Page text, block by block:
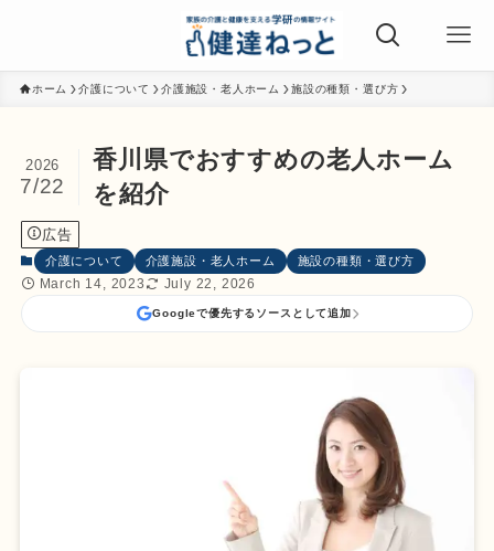
ホーム 介護について 介護施設・老人ホーム 施設の種類・選び方
香川県でおすすめの老人ホーム
を紹介
2026
7/22
広告
介護について 介護施設・老人ホーム 施設の種類・選び方
March 14, 2023 July 22, 2026
Googleで優先するソースとして追加